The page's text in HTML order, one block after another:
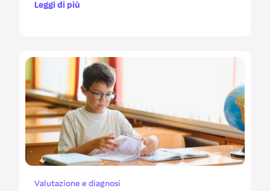
Leggi di più
Valutazione e diagnosi